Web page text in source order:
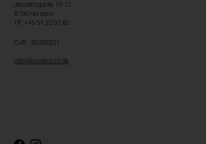
Jessensgade 10-12
8700 Horsens
Tlf. +45 51 22 07 82
CVR.: 33293321
info@husetno10.dk